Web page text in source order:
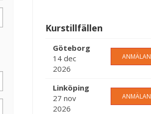
Kurstillfällen
Göteborg
14 dec
2026
ANMÄLAN
Linköping
27 nov
2026
ANMÄLAN